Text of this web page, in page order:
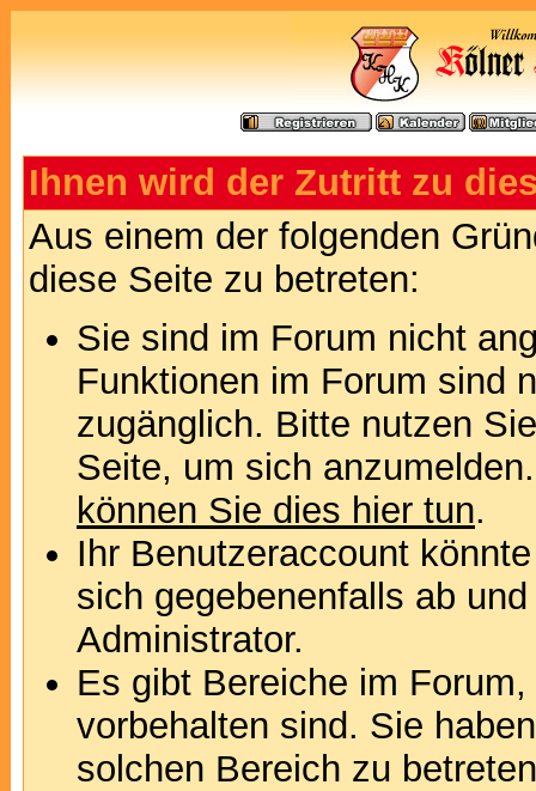
Ihnen wird der Zutritt zu
Aus einem der folgenden
diese Seite zu betreten:
Sie sind im Forum nicht
Funktionen im Forum sind
zugänglich. Bitte nutzen
Seite, um sich
können Sie dies hier tun.
Ihr Benutzeraccount
sich gegebenenfalls ab
Administrator.
Es gibt Bereiche im
vorbehalten sind. Sie
solchen Bereich zu